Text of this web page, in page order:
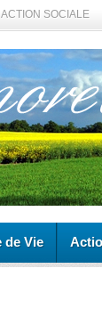
ACTION SOCIALE
de Vie